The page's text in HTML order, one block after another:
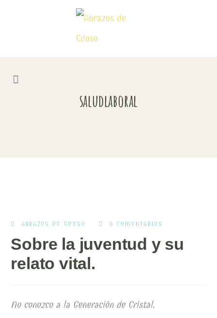
saludlaboral
ABRAZOS DE EDUSO 0 COMENTARIOS
Sobre la juventud y su
relato vital.
No conozco a la Generación de Cristal.